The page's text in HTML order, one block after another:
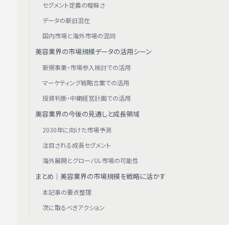
セグメント定義の曖昧さ
データの新旧混在
国内市場と海外市場の混同
美容業界の市場規模データの活用シーン
新規事業・市場参入検討での活用
マーケティング戦略立案での活用
投資判断・中期経営計画での活用
美容業界の今後の見通しと成長領域
2030年に向けた市場予測
注目される成長セグメント
海外展開とグローバル市場の可能性
まとめ｜美容業界の市場規模を戦略に活かす
本記事の要点整理
次に取るべきアクション